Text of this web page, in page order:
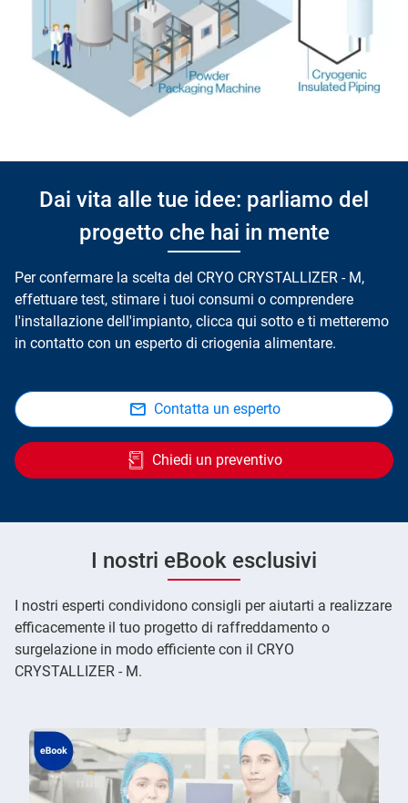
Dai vita alle tue idee: parliamo del
progetto che hai in mente
Per confermare la scelta del CRYO CRYSTALLIZER - M,
effettuare test, stimare i tuoi consumi o comprendere
l'installazione dell'impianto, clicca qui sotto e ti metteremo
in contatto con un esperto di criogenia alimentare.
Contatta un esperto
Chiedi un preventivo
I nostri eBook esclusivi
I nostri esperti condividono consigli per aiutarti a realizzare
efficacemente il tuo progetto di raffreddamento o
surgelazione in modo efficiente con il CRYO
CRYSTALLIZER - M.